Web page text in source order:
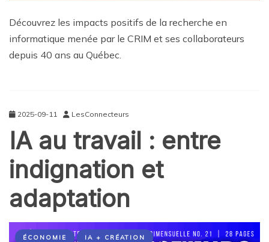
Découvrez les impacts positifs de la recherche en
informatique menée par le CRIM et ses collaborateurs
depuis 40 ans au Québec.
2025-09-11 LesConnecteurs
IA au travail : entre
indignation et
adaptation
ÉCONOMIE IA + CRÉATION